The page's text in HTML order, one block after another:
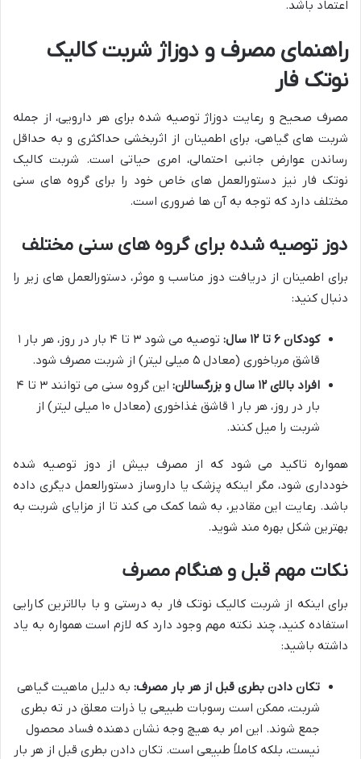
اعتماد باشد.
راهنمای مصرف و دوزاژ شربت کالیک
نوتک فار
مصرف صحیح و رعایت دوزاژ توصیه شده برای هر دارویی، از جمله
شربت های گیاهی، برای اطمینان از اثربخشی حداکثری و به حداقل
رساندن عوارض جانبی احتمالی، امری حیاتی است. شربت کالیک
نوتک فار نیز دستورالعمل های خاص خود را برای گروه های سنی
مختلف دارد که توجه به آن ها ضروری است.
دوز توصیه شده برای گروه های سنی مختلف
برای اطمینان از دریافت دوز مناسب و موثر، دستورالعمل های زیر را
دنبال کنید:
کودکان ۶ تا ۱۲ سال:
توصیه می شود ۳ تا ۴ بار در روز، هر بار ۱
قاشق مرباخوری (معادل ۵ میلی لیتر) از شربت مصرف شود.
افراد بالای ۱۲ سال و بزرگسالان:
این گروه سنی می توانند ۳ تا ۴
بار در روز، هر بار ۱ قاشق غذاخوری (معادل ۱۰ میلی لیتر) از
شربت را میل کنند.
همواره تاکید می شود که از مصرف بیش از دوز توصیه شده
خودداری شود، مگر اینکه پزشک یا داروساز دستورالعمل دیگری داده
باشد. رعایت این مقادیر، به شما کمک می کند تا از مزایای شربت به
بهترین شکل بهره مند شوید.
نکات مهم قبل و هنگام مصرف
برای اینکه از شربت کالیک نوتک فار به درستی و با بالاترین کارایی
استفاده کنید، چند نکته مهم وجود دارد که لازم است همواره به یاد
داشته باشید:
تکان دادن بطری قبل از هر بار مصرف: به دلیل ماهیت گیاهی
شربت، ممکن است رسوبات طبیعی یا ذرات معلق در ته بطری
جمع شوند. این امر به هیچ وجه نشان دهنده فساد محصول
نیست، بلکه کاملاً طبیعی است. تکان دادن بطری قبل از هر بار